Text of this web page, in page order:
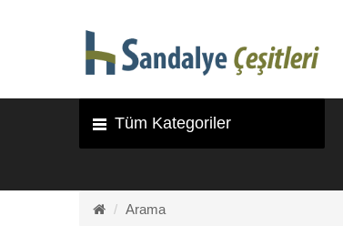
Tüm Kategoriler
Arama